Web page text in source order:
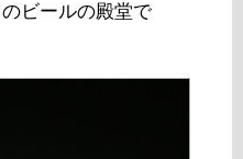
ビールの殿堂で